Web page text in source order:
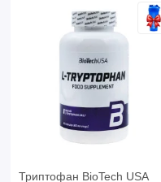
Триптофан BioTech USA